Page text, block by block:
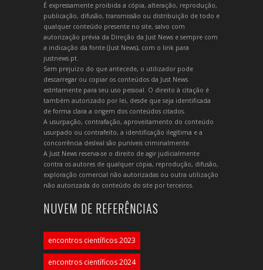
É expressamente proibida a cópia, alteração, reprodução,
publicação, difusão, transmissão ou distribuição de todo e
qualquer conteúdo presente no site, salvo com
autorização prévia da Direção da Just News e sempre com
a indicação da fonte (Just News), com o link para
justnews.pt.
Sem prejuízo do que antecede, o utilizador pode
descarregar ou copiar os conteúdos da Just News
estritamente para seu uso pessoal. O direito à citação é
também autorizado por lei, desde que seja identificada
de forma clara a origem dos conteúdos citados.
A usurpação, contrafação, aproveitamento do conteúdo
usurpado ou contrafeito, a identificação ilegítima e a
concorrência desleal são puníveis criminalmente.
A Just News reserva-se o direito de agir judicialmente
contra os autores de qualquer cópia, reprodução, difusão,
exploração comercial não autorizadas ou outra utilização
não autorizada do conteúdo do site por terceiros.
NUVEM DE REFERÊNCIAS
encontros científicos 2023
encontros científicos 2024